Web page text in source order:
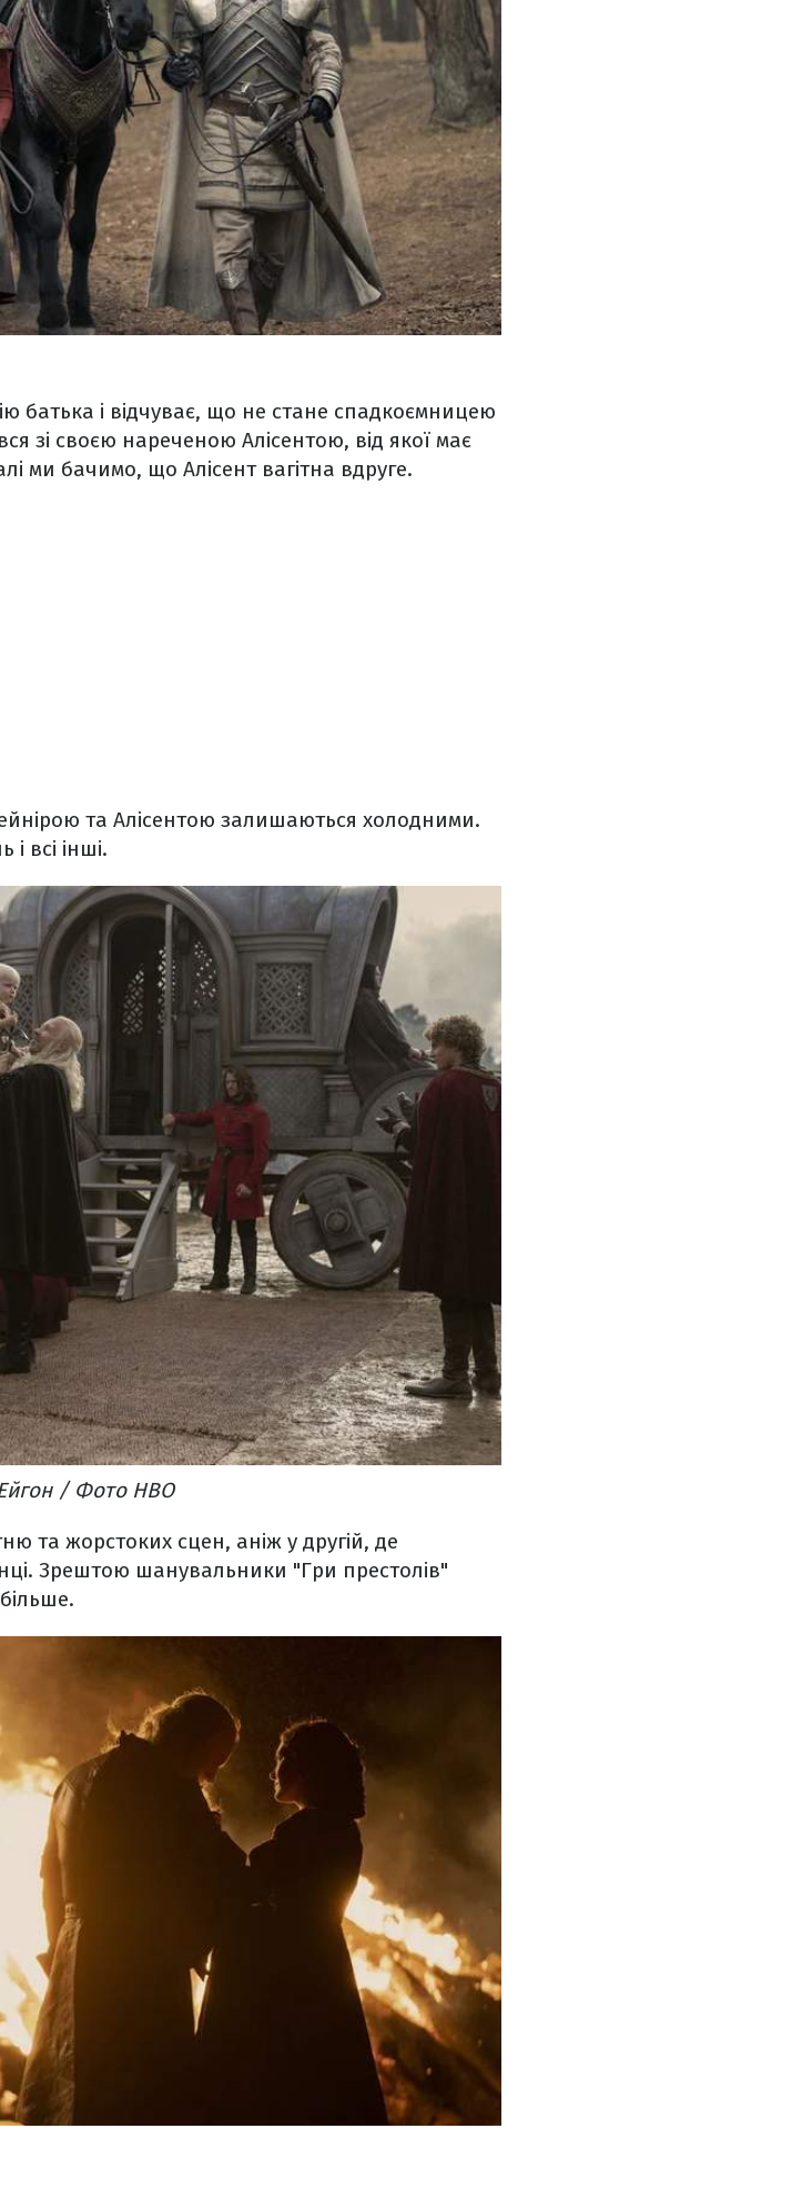
батька і відчуває, що не стане спадкоємницею
зі своєю нареченою Алісентою, від якої має
ми бачимо, що Алісент вагітна вдруге.
та Алісентою залишаються холодними.
і всі інші.
Ейгон / Фото HBO
та жорстоких сцен, аніж у другій, де
Зрештою шанувальники "Гри престолів"